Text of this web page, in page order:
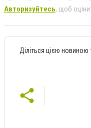
Авторизуйтесь, щоб
Діліться цією новиною